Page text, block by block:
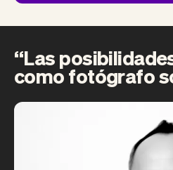
“Las
como fotógrafo